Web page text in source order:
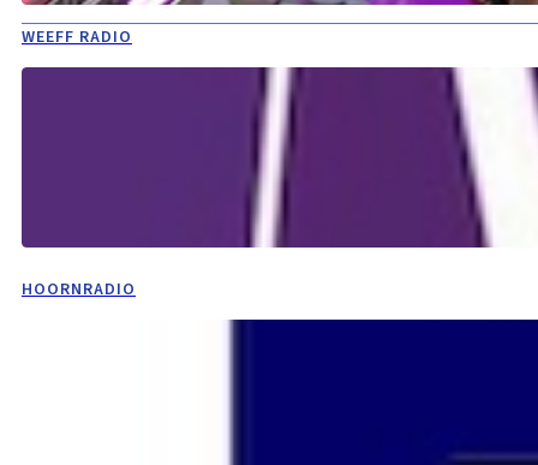
WEEFF RADIO
HOORNRADIO